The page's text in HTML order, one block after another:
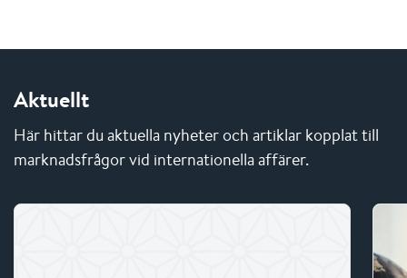
Aktuellt
Här hittar du aktuella nyheter och artiklar kopplat till
marknadsfrågor vid internationella affärer.